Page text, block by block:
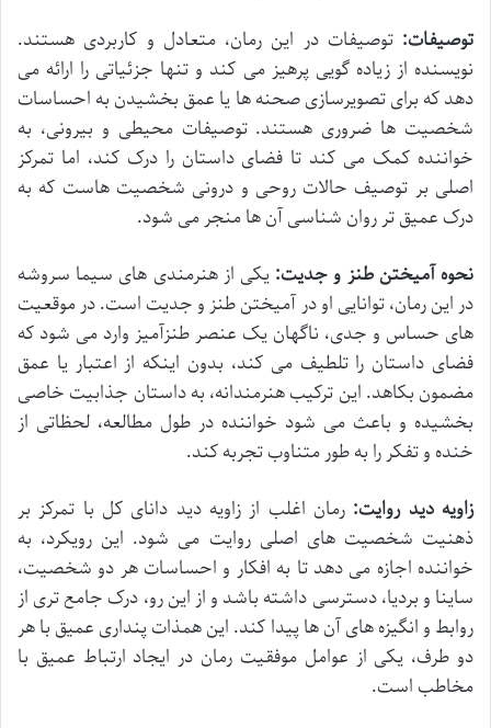
توصیفات: توصیفات در این رمان، متعادل و کاربردی هستند.
نویسنده از زیاده گویی پرهیز می کند و تنها جزئیاتی را ارائه می
دهد که برای تصویرسازی صحنه ها یا عمق بخشیدن به احساسات
شخصیت ها ضروری هستند. توصیفات محیطی و بیرونی، به
خواننده کمک می کند تا فضای داستان را درک کند، اما تمرکز
اصلی بر توصیف حالات روحی و درونی شخصیت هاست که به
درک عمیق تر روان شناسی آن ها منجر می شود.
نحوه آمیختن طنز و جدیت: یکی از هنرمندی های سیما سروشه
در این رمان، توانایی او در آمیختن طنز و جدیت است. در موقعیت
های حساس و جدی، ناگهان یک عنصر طنزآمیز وارد می شود که
فضای داستان را تلطیف می کند، بدون اینکه از اعتبار یا عمق
مضمون بکاهد. این ترکیب هنرمندانه، به داستان جذابیت خاصی
بخشیده و باعث می شود خواننده در طول مطالعه، لحظاتی از
خنده و تفکر را به طور متناوب تجربه کند.
زاویه دید روایت: رمان اغلب از زاویه دید دانای کل با تمرکز بر
ذهنیت شخصیت های اصلی روایت می شود. این رویکرد، به
خواننده اجازه می دهد تا به افکار و احساسات هر دو شخصیت،
ساینا و بردیا، دسترسی داشته باشد و از این رو، درک جامع تری از
روابط و انگیزه های آن ها پیدا کند. این همذات پنداری عمیق با هر
دو طرف، یکی از عوامل موفقیت رمان در ایجاد ارتباط عمیق با
مخاطب است.